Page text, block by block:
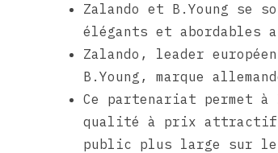
Zalando et B.Young se
élégants et abordables
Zalando, leader
B.Young, marque
Ce partenariat permet à
qualité à prix
public plus large sur le